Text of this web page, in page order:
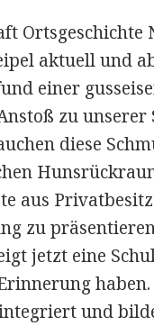
Ortsgeschichte
aktuell und
einer
zu
diese
aus
zu
jetzt eine
und